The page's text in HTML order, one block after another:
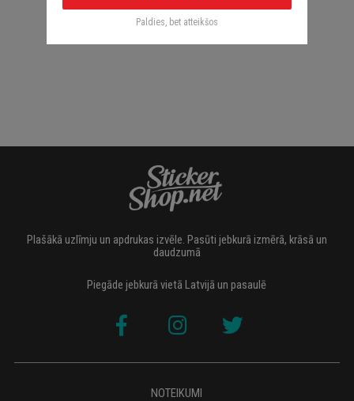
Plašākā uzlīmju un apdrukas izvēle. Pasūti jebkurā izmērā, krāsā un
daudzumā
Piegāde jebkurā vietā Latvijā un pasaulē
NOTEIKUMI
Paldies, bet atteikšos